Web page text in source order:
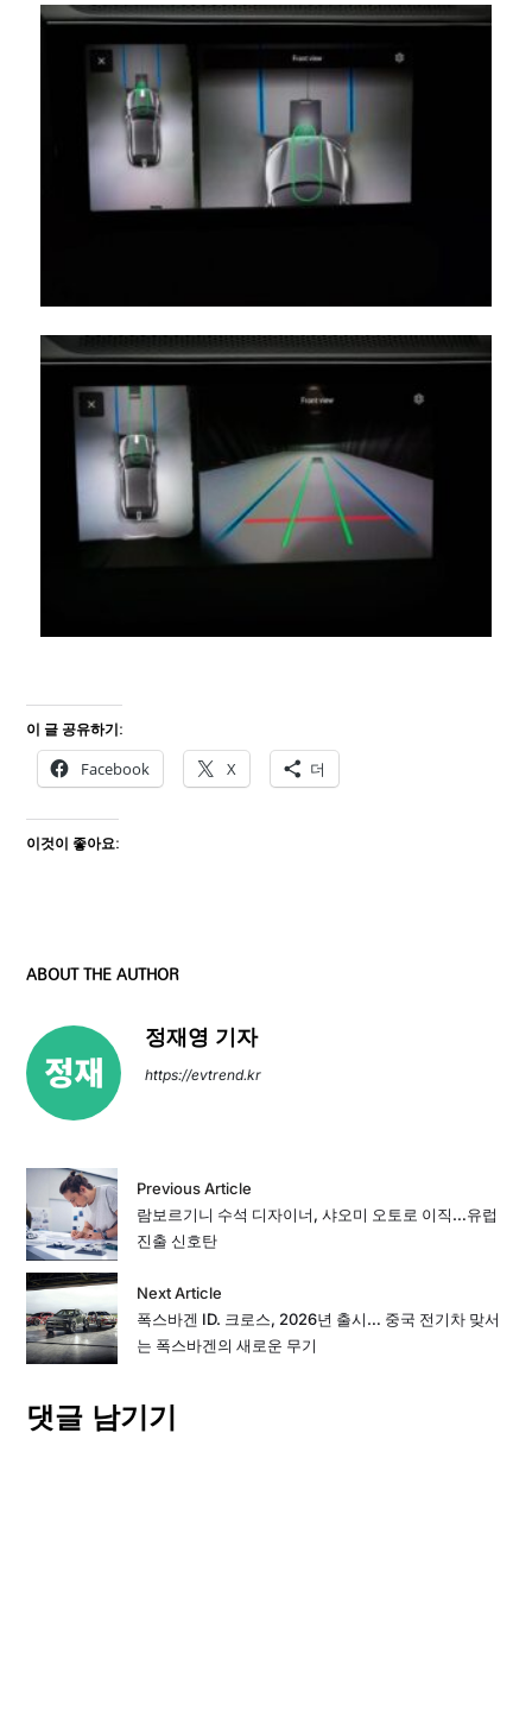
이 글 공유하기:
Facebook X 더
이것이 좋아요:
ABOUT THE AUTHOR
정재영 기자
https://evtrend.kr
Previous Article
람보르기니 수석 디자이너, 샤오미 오토로 이직…유럽
진출 신호탄
Next Article
폭스바겐 ID. 크로스, 2026년 출시… 중국 전기차 맞서
는 폭스바겐의 새로운 무기
댓글 남기기